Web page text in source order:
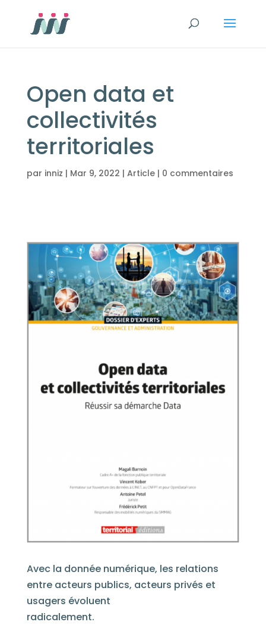
Open data et
collectivités
territoriales
par inniz | Mar 9, 2022 | Article| 0 commentaires
Avec la donnée numérique, les relations
entre acteurs publics, acteurs privés et
usagers évoluent
radicalement.